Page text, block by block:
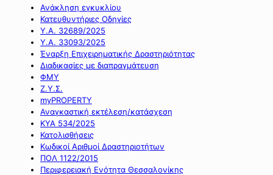
Ανάκληση εγκυκλίου
Κατευθυντήριες Οδηγίες
Υ.Α. 32689/2025
Υ.Α. 33093/2025
Έναρξη Επιχειρηματικής Δραστηριότητας
Διαδικασίες με διαπραγμάτευση
ΦΜΥ
Ζ.Υ.Σ.
myPROPERTY
Αναγκαστική εκτέλεση/κατάσχεση
ΚΥΑ 534/2025
Κατολισθήσεις
Κωδικοί Αριθμοί Δραστηριοτήτων
ΠΟΛ 1122/2015
Περιφερειακή Ενότητα Θεσσαλονίκης